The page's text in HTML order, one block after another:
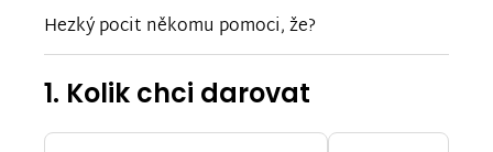
Hezký pocit někomu pomoci, že?
1. Kolik chci darovat